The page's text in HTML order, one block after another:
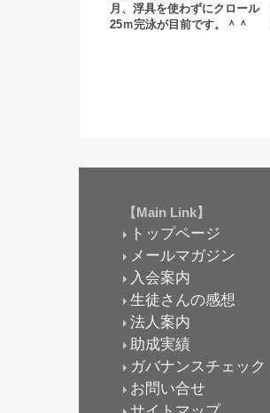
月、浮具を使わずにクロール
25ｍ完泳が目前です。＾＾
【Main Link】
トップページ
メールマガジン
入会案内
生徒さんの感想
法人案内
助成実績
ガバナンスチェック
お問い合せ